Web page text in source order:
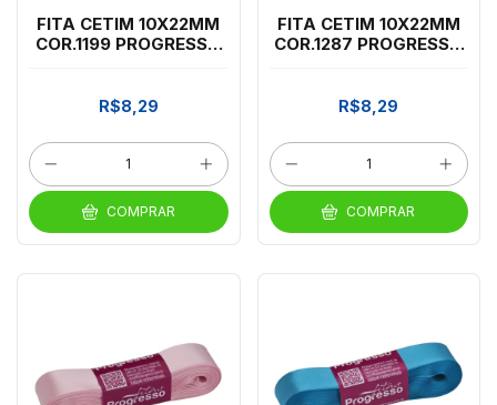
FITA CETIM 10X22MM
COR.1199 PROGRESSO
R$8,29
COMPRAR
FITA CETIM 10X22MM
COR.1287 PROGRESSO
R$8,29
COMPRAR